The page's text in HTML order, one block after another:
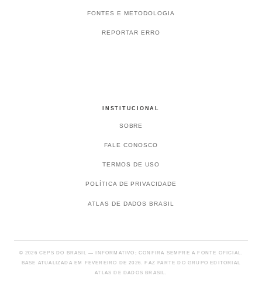
FONTES E METODOLOGIA
REPORTAR ERRO
INSTITUCIONAL
SOBRE
FALE CONOSCO
TERMOS DE USO
POLÍTICA DE PRIVACIDADE
ATLAS DE DADOS BRASIL
© 2026 CEPS DO BRASIL — INFORMATIVO; CONFIRA SEMPRE A FONTE OFICIAL.
BASE ATUALIZADA EM FEVEREIRO DE 2026. FAZ PARTE DO GRUPO EDITORIAL
ATLAS DE DADOS BRASIL.